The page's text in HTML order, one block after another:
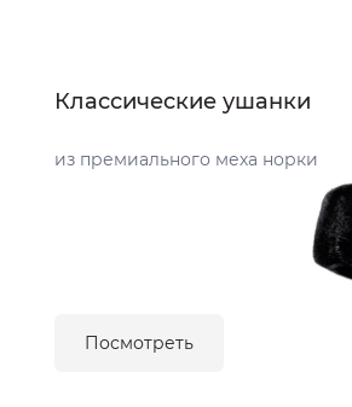
Классические ушанки
из премиального меха норки
Посмотреть